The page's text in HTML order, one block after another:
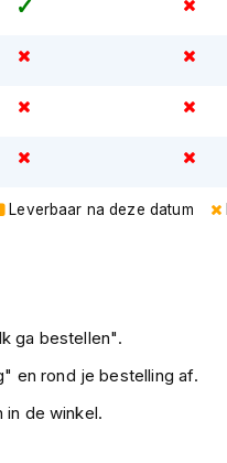
Leverbaar na deze datum
ga bestellen".
en rond je bestelling af.
in de winkel.